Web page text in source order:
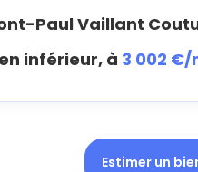
Paul Vaillant
inférieur, à 3 002 €/
Estimer un